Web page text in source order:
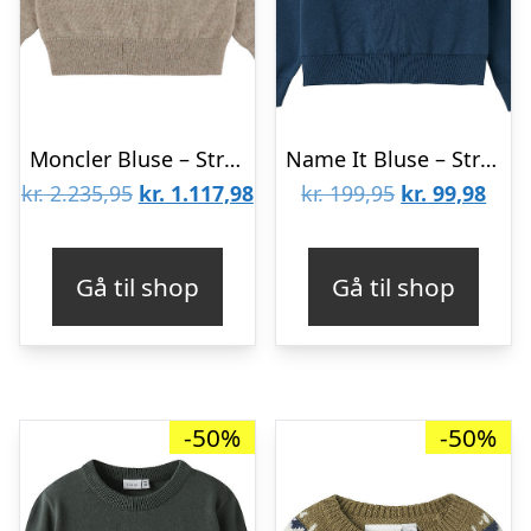
Moncler Bluse – Strik – Uld – Khaki
kr.2.235,95 Den
var:
kr. 2.235,95.
kr. 1.117,98Den
kr. 1.117,98.
Gå til shop
Name It Bluse – Strik – NmfKibow – Dark Denim
kr.199,95 Den
var:
kr. 199,95.
kr. 99,98Den
kr.
Gå til shop
-50% -50%